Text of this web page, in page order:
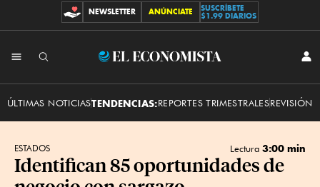
CONTRIBUCIONES
NEWSLETTER ANÚNCIATE
SUSCRÍBETE
$1.99 DIARIOS
El
ÚLTIMAS NOTICIASTENDENCIAS:REPORTES TRIMESTRALESREVISIÓN
ESTADOS Lectura 3:00 min
Identifican 85 oportunidades de